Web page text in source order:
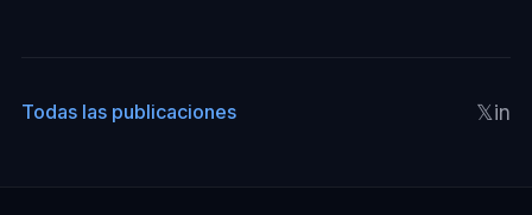
Todas las publicaciones 𝕏in